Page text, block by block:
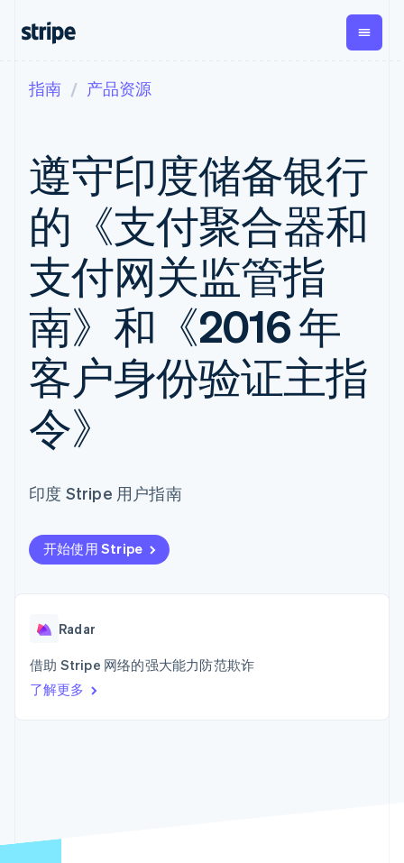
支付
在线支付
Managed
Payments
备案商家解决
方案
Payment links
无代码支付
Checkout
预构建支付界
面
Elements
灵活的 UI 组件
Payment
methods
接入 125+ 种支
付方式
Terminal
线下支付
Boost
支付成功率优
Link
加速结账
经常性收入
Metronome
按用量计费
Subscriptions
订阅管理
Invoicing
一次性或定期
账单
Tax
销售税和增值
税自动化
Revenue
Recognition
会计自动化
Global
Payouts
向第三
方打款
Crypto
钱包、
稳定币
发行和
发卡基
础设施
更多
了解未来规划
Radar
按企业阶段
按应用场景
智能体商务
加密货币
电子商务
嵌入式金融
财务自动化
全球化企业
应用内支付
交易市场
资金管理
平台
按行业
创作者经济
游戏
保险
公共部门
零售
文档
库与 SDK
Stripe Apps
指南
接受线上付款
实施预置结账流程
构建平台或交易市场
管理订阅
提供按用量计费
发行稳定币支持的支付卡
通过智能体配置和管理服
务
开发者博客
API 状态
学习
指南
支持
获取支持
托管支持方案
专业服务
公司
联系
成为合作伙伴
指南 产品资源
遵守印度储备银行
的《支付聚合器和
支付网关监管指
南》和《2016 年
客户身份验证主指
令》
印度 Stripe 用户指南
开始使用 Stripe
Radar
借助 Stripe 网络的强大能力防范欺诈
了解更多